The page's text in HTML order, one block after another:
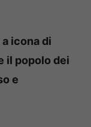
icona di
il popolo dei
e